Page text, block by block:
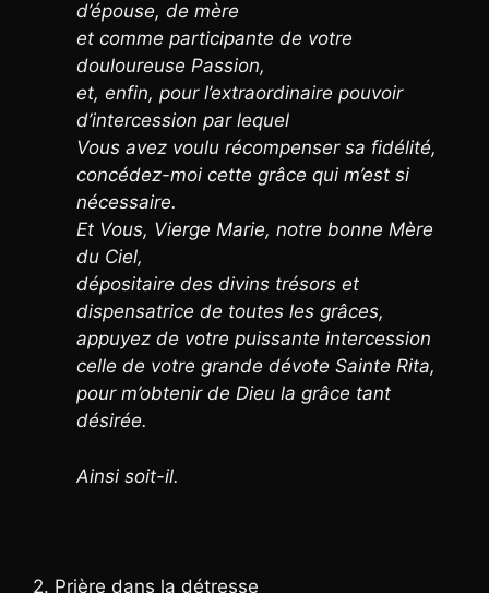
d’épouse, de mère
et comme participante de votre
douloureuse Passion,
et, enfin, pour l’extraordinaire pouvoir
d’intercession par lequel
Vous avez voulu récompenser sa fidélité,
concédez-moi cette grâce qui m’est si
nécessaire.
Et Vous, Vierge Marie, notre bonne Mère
du Ciel,
dépositaire des divins trésors et
dispensatrice de toutes les grâces,
appuyez de votre puissante intercession
celle de votre grande dévote Sainte Rita,
pour m’obtenir de Dieu la grâce tant
désirée.
Ainsi soit-il.
2. Prière dans la détresse